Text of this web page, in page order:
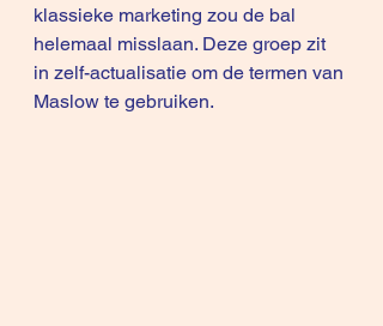
klassieke marketing zou de bal
helemaal misslaan. Deze groep zit
in zelf-actualisatie om de termen van
Maslow te gebruiken.